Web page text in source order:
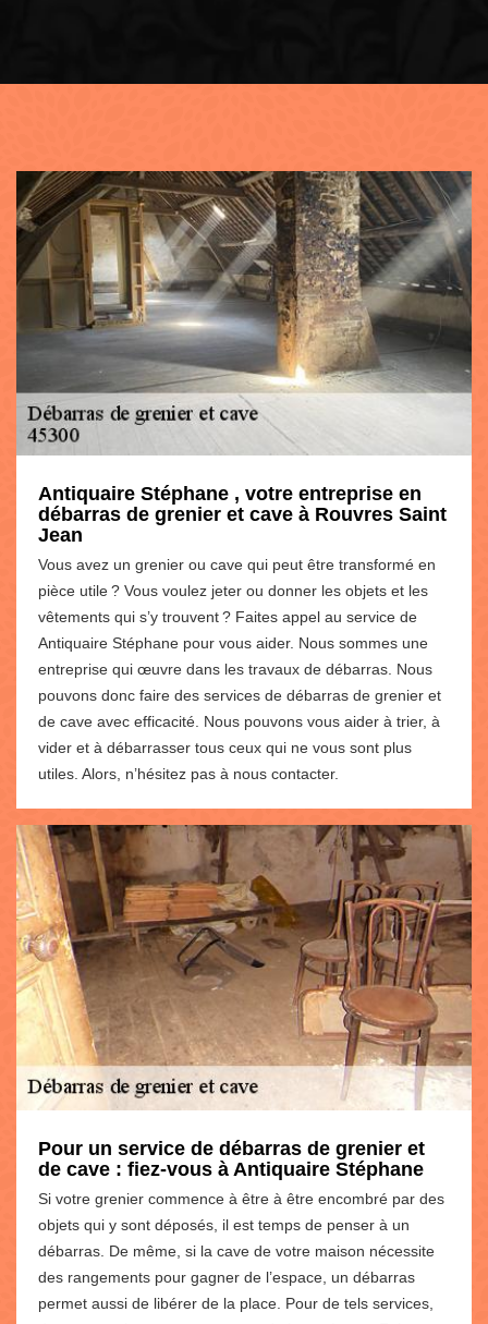
Antiquaire Stéphane , votre entreprise en
débarras de grenier et cave à Rouvres Saint
Jean
Vous avez un grenier ou cave qui peut être transformé en
pièce utile ? Vous voulez jeter ou donner les objets et les
vêtements qui s’y trouvent ? Faites appel au service de
Antiquaire Stéphane pour vous aider. Nous sommes une
entreprise qui œuvre dans les travaux de débarras. Nous
pouvons donc faire des services de débarras de grenier et
de cave avec efficacité. Nous pouvons vous aider à trier, à
vider et à débarrasser tous ceux qui ne vous sont plus
utiles. Alors, n’hésitez pas à nous contacter.
Pour un service de débarras de grenier et
de cave : fiez-vous à Antiquaire Stéphane
Si votre grenier commence à être à être encombré par des
objets qui y sont déposés, il est temps de penser à un
débarras. De même, si la cave de votre maison nécessite
des rangements pour gagner de l’espace, un débarras
permet aussi de libérer de la place. Pour de tels services,